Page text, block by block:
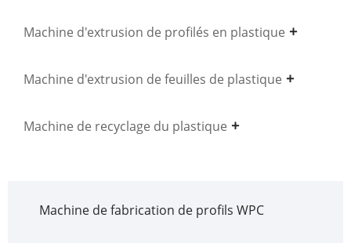
Machine d'extrusion de profilés en plastique
Machine d'extrusion de feuilles de plastique
Machine de recyclage du plastique
Machine de fabrication de profils WPC